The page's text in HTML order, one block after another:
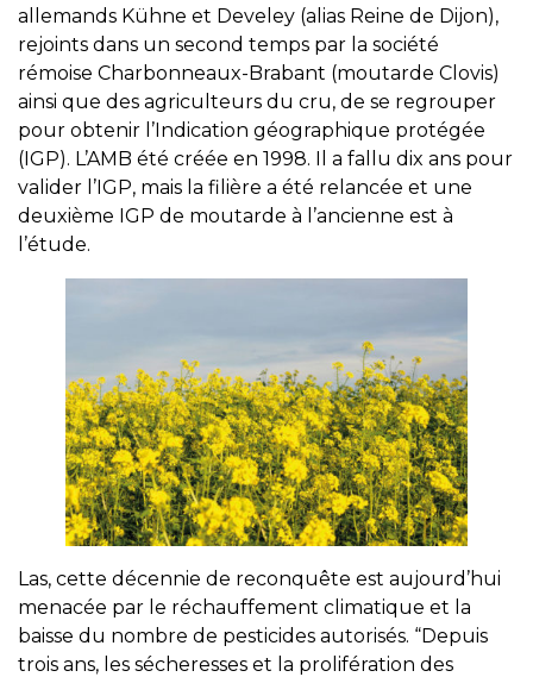
allemands Kühne et Develey (alias Reine de Dijon),
rejoints dans un second temps par la société
rémoise Charbonneaux-Brabant (moutarde Clovis)
ainsi que des agriculteurs du cru, de se regrouper
pour obtenir l’Indication géographique protégée
(IGP). L’AMB été créée en 1998. Il a fallu dix ans pour
valider l’IGP, mais la filière a été relancée et une
deuxième IGP de moutarde à l’ancienne est à
l’étude.
Las, cette décennie de reconquête est aujourd’hui
menacée par le réchauffement climatique et la
baisse du nombre de pesticides autorisés. “Depuis
trois ans, les sécheresses et la prolifération des